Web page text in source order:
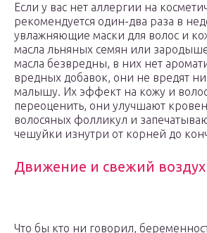
Если у вас нет аллергии на
рекомендуется один-два раза в
увлажняющие маски для волос и
масла льняных семян или
масла безвредны, в них нет
вредных добавок, они не вредят
малышу. Их эффект на кожу и
переоценить, они улучшают
волосяных фолликул и
чешуйки изнутри от корней до
Движение и свежий воздух
Что бы кто ни говорил,